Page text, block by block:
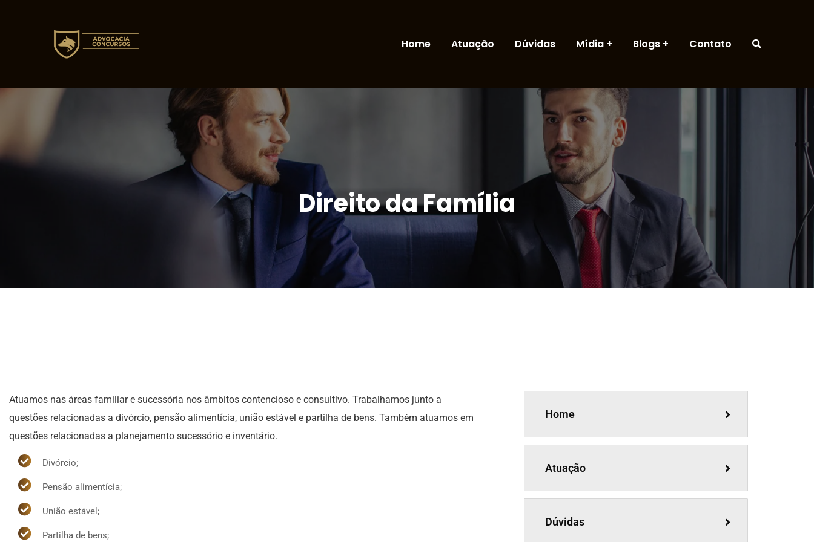
Home Atuação Dúvidas Mídia Blogs Contato
Direito da Família
Atuamos nas áreas familiar e sucessória nos âmbitos contencioso e consultivo. Trabalhamos junto a
questões relacionadas a divórcio, pensão alimentícia, união estável e partilha de bens. Também atuamos em
questões relacionadas a planejamento sucessório e inventário.
Divórcio;
Pensão alimentícia;
União estável;
Partilha de bens;
Home
Atuação
Dúvidas